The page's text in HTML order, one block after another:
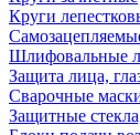
Круги
Шлифовальные
Защита лица,
Сварочные
Защитные